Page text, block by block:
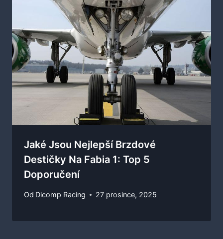
Jaké Jsou Nejlepší Brzdové
Destičky Na Fabia 1: Top 5
Doporučení
Od Dicomp Racing 27 prosince, 2025